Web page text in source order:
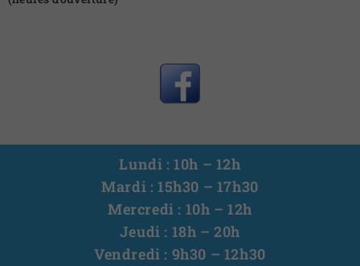
Lundi : 10h – 12h
Mardi : 15h30 – 17h30
Mercredi : 10h – 12h
Jeudi : 18h – 20h
Vendredi : 9h30 – 12h30